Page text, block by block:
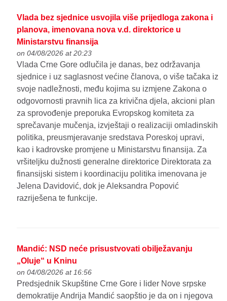
Vlada bez sjednice usvojila više prijedloga zakona i
planova, imenovana nova v.d. direktorice u
Ministarstvu finansija
on 04/08/2026 at 20:23
Vlada Crne Gore odlučila je danas, bez održavanja
sjednice i uz saglasnost većine članova, o više tačaka iz
svoje nadležnosti, među kojima su izmjene Zakona o
odgovornosti pravnih lica za krivična djela, akcioni plan
za sprovođenje preporuka Evropskog komiteta za
sprečavanje mučenja, izvještaji o realizaciji omladinskih
politika, preusmjeravanje sredstava Poreskoj upravi,
kao i kadrovske promjene u Ministarstvu finansija. Za
vršiteljku dužnosti generalne direktorice Direktorata za
finansijski sistem i koordinaciju politika imenovana je
Jelena Davidović, dok je Aleksandra Popović
razriješena te funkcije.
Mandić: NSD neće prisustvovati obilježavanju
„Oluje“ u Kninu
on 04/08/2026 at 16:56
Predsjednik Skupštine Crne Gore i lider Nove srpske
demokratije Andrija Mandić saopštio je da on i njegova